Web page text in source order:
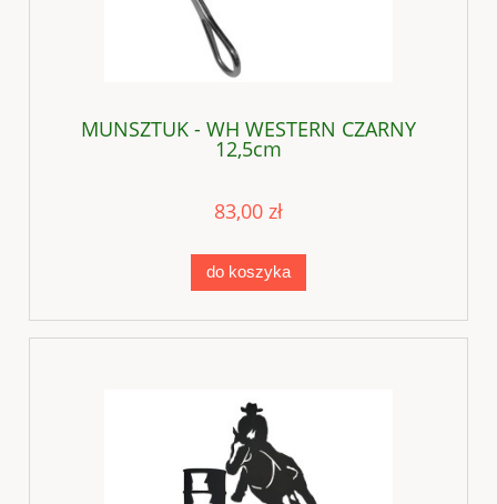
MUNSZTUK - WH WESTERN CZARNY
12,5cm
83,00 zł
do koszyka